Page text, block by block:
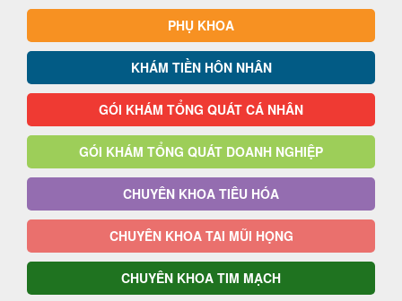
PHỤ KHOA
KHÁM TIỀN HÔN NHÂN
GÓI KHÁM TỔNG QUÁT CÁ NHÂN
GÓI KHÁM TỔNG QUÁT DOANH NGHIỆP
CHUYÊN KHOA TIÊU HÓA
CHUYÊN KHOA TAI MŨI HỌNG
CHUYÊN KHOA TIM MẠCH